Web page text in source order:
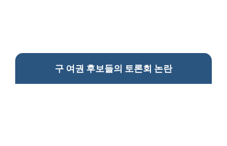
구 여권 후보들의 토론회 논란